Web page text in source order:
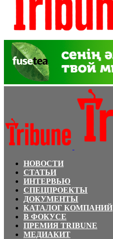
НОВОСТИ
СТАТЬИ
ИНТЕРВЬЮ
СПЕЦПРОЕКТЫ
ДОКУМЕНТЫ
КАТАЛОГ КОМПАНИЙ
В ФОКУСЕ
ПРЕМИЯ TRIBUNE
МЕДИАКИТ